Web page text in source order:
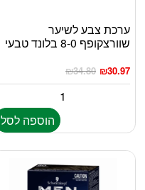
ערכת צבע לשיער
שוורצקופף 8-0 בלונד טבעי
₪34.80 ₪30.97
הוספה לסל